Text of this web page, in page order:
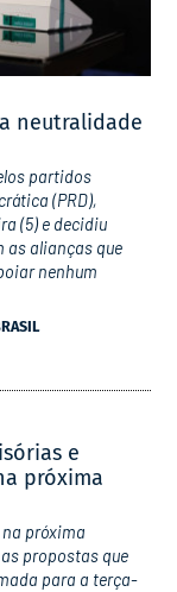
neutralidade
partidos
(PRD),
(5) e decidiu
as alianças que
nenhum
e
próxima
na próxima
propostas que
para a terça-